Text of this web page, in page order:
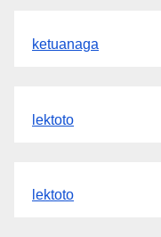
ketuanaga
lektoto
lektoto